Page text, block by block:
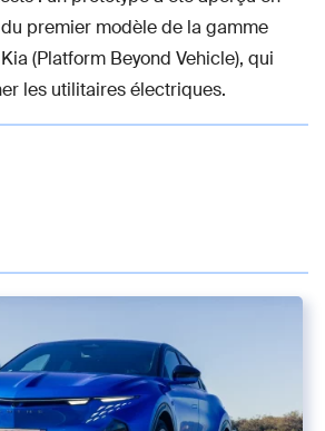
premier modèle de la gamme
(Platform Beyond Vehicle), qui
les utilitaires électriques.